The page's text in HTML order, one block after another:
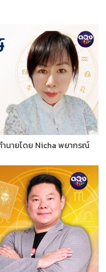
ำนายโดย Nicha พยากรณ์